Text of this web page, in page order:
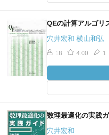
QEの計算アルゴリ
穴井宏和 横山和弘
18 4.00 1
数理最適化の実践
穴井宏和